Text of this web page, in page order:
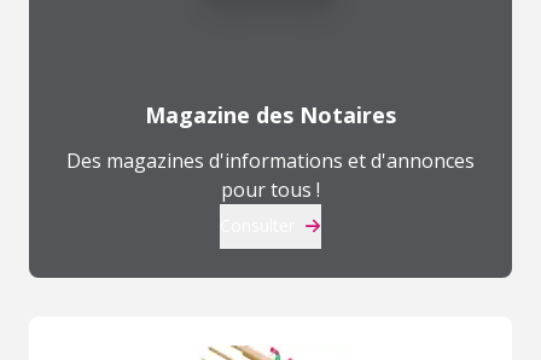
Magazine des Notaires
Des magazines d'informations et d'annonces
pour tous !